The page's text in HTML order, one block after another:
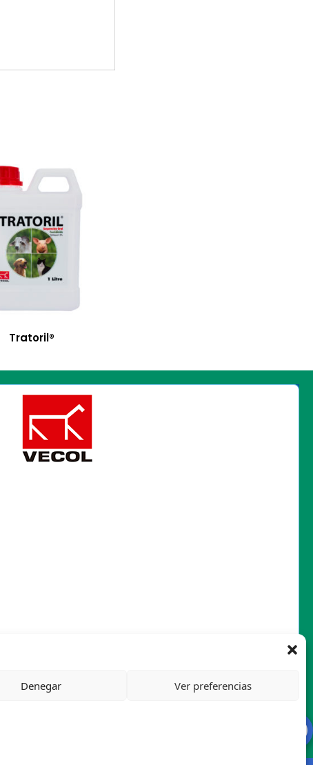
Denegar Ver preferencias
Tratoril®